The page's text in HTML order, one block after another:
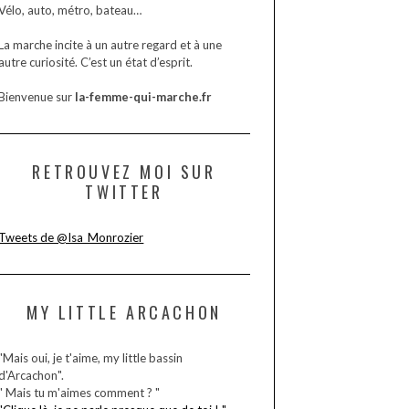
auto, métro, bateau…
marche incite à un autre regard et à une
autre curiosité. C’est un état d’esprit.
sur la-femme-qui-marche.fr
RETROUVEZ MOI SUR
TWITTER
Tweets de @Isa_Monrozier
MY LITTLE ARCACHON
oui, je t'aime, my little bassin
Mais tu m'aimes comment ? "